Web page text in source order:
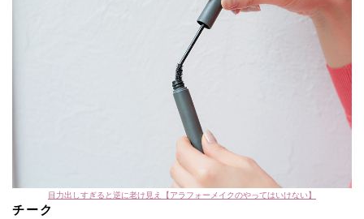
目力出しすぎると逆に老け見え【アラフォーメイクのやってはいけない】
チーク